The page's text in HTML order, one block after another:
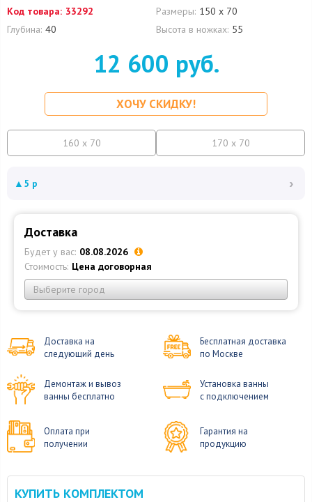
Код товара: 33292 Размеры: 150 х 70
Глубина: 40 Высота в ножках: 55
12 600 руб.
ХОЧУ СКИДКУ!
160 x 70 170 x 70
▲ 5 р ›
Доставка
Будет у вас: 08.08.2026
Стоимость: Цена договорная
Выберите город
Доставка на
следующий день
Бесплатная доставка
по Москве
Демонтаж и вывоз
ванны бесплатно
Установка ванны
с подключением
Оплата при
получении
Гарантия на
продукцию
КУПИТЬ КОМПЛЕКТОМ